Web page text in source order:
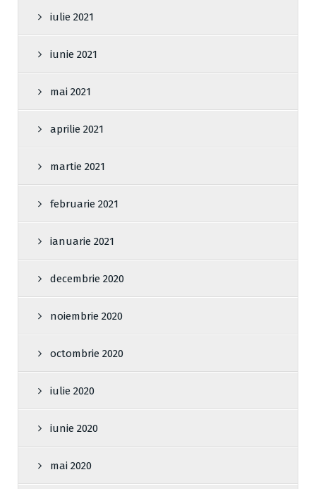
iulie 2021
iunie 2021
mai 2021
aprilie 2021
martie 2021
februarie 2021
ianuarie 2021
decembrie 2020
noiembrie 2020
octombrie 2020
iulie 2020
iunie 2020
mai 2020